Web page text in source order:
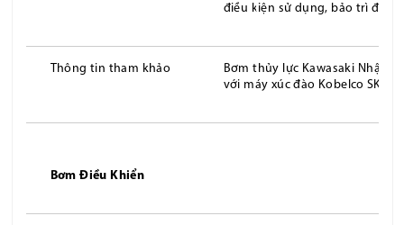
điều kiện sử dụng, bảo trì
Thông tin tham khảo
Bơm thủy lực Kawasaki Nhật
với máy xúc đào Kobelco
BơmĐiều Khiển